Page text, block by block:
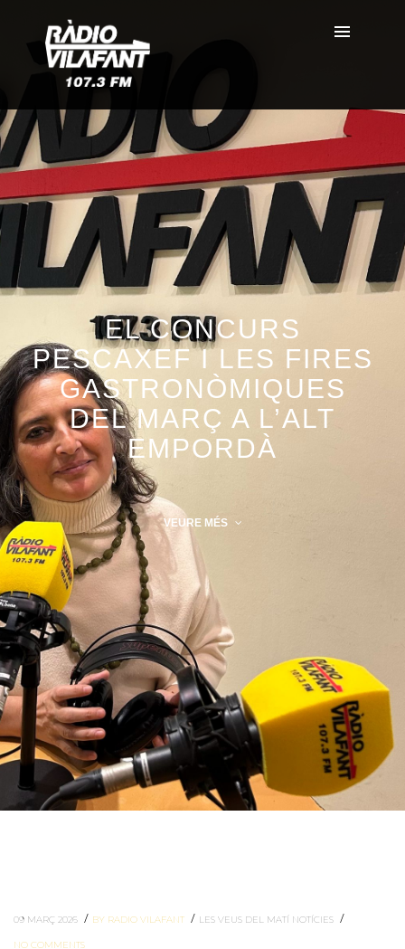
EL CONCURS
PESCAXEF I LES FIRES
GASTRONÒMIQUES
DEL MARÇ A L’ALT
EMPORDÀ
VEURE MÉS
09 MARÇ 2026 / BY RADIO VILAFANT / LES VEUS DEL MATÍ NOTÍCIES /
NO COMMENTS